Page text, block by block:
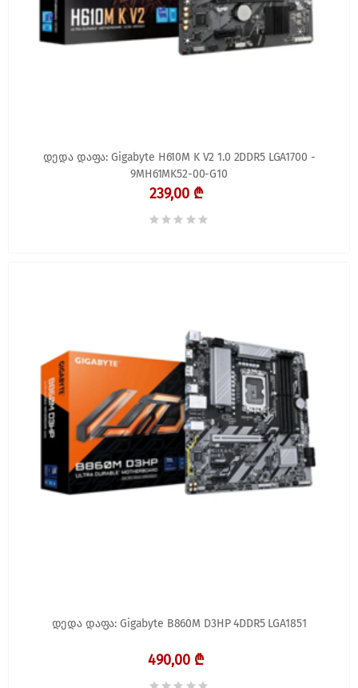
დედა დაფა: Gigabyte H610M K V2 1.0 2DDR5 LGA1700 -
9MH61MK52-00-G10
239,00 ₾
დედა დაფა: Gigabyte B860M D3HP 4DDR5 LGA1851
490,00 ₾